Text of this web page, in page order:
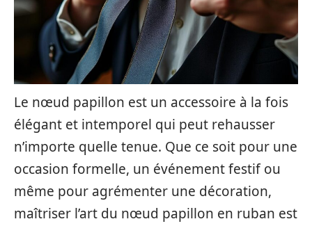
Le nœud papillon est un accessoire à la fois
élégant et intemporel qui peut rehausser
n’importe quelle tenue. Que ce soit pour une
occasion formelle, un événement festif ou
même pour agrémenter une décoration,
maîtriser l’art du nœud papillon en ruban est